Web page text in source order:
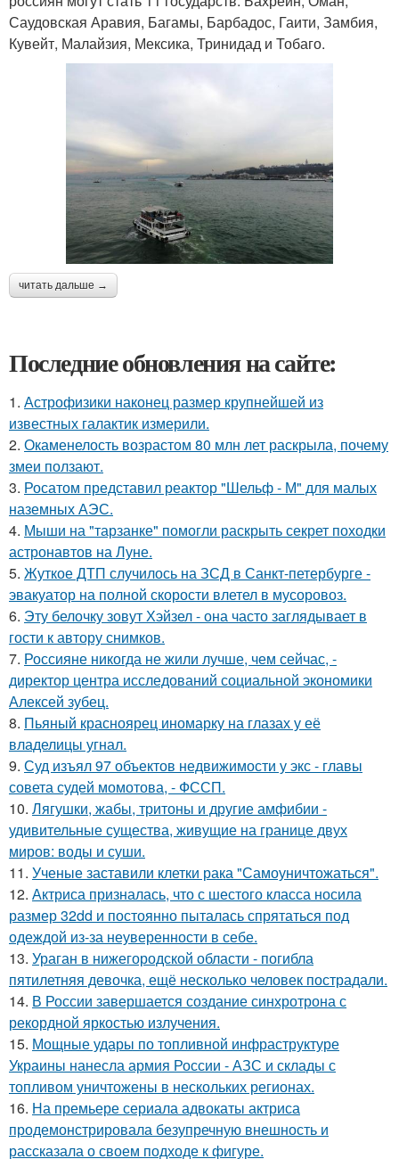
Саудовская Аравия, Багамы, Барбадос, Гаити, Замбия,
Кувейт, Малайзия, Мексика, Тринидад и Тобаго.
читать дальше →
Последние обновления на сайте:
1. Астрофизики наконец размер крупнейшей из
известных галактик измерили.
2. Окаменелость возрастом 80 млн лет раскрыла, почему
змеи ползают.
3. Росатом представил реактор "Шельф - М" для малых
наземных АЭС.
4. Мыши на "тарзанке" помогли раскрыть секрет походки
астронавтов на Луне.
5. Жуткое ДТП случилось на ЗСД в Санкт-петербурге -
эвакуатор на полной скорости влетел в мусоровоз.
6. Эту белочку зовут Хэйзел - она часто заглядывает в
гости к автору снимков.
7. Россияне никогда не жили лучше, чем сейчас, -
директор центра исследований социальной экономики
Алексей зубец.
8. Пьяный красноярец иномарку на глазах у её
владелицы угнал.
9. Суд изъял 97 объектов недвижимости у экс - главы
совета судей момотова, - ФССП.
10. Лягушки, жабы, тритоны и другие амфибии -
удивительные существа, живущие на границе двух
миров: воды и суши.
11. Ученые заставили клетки рака "Самоуничтожаться".
12. Актриса призналась, что с шестого класса носила
размер 32dd и постоянно пыталась спрятаться под
одеждой из-за неуверенности в себе.
13. Ураган в нижегородской области - погибла
пятилетняя девочка, ещё несколько человек пострадали.
14. В России завершается создание синхротрона с
рекордной яркостью излучения.
15. Мощные удары по топливной инфраструктуре
Украины нанесла армия России - АЗС и склады с
топливом уничтожены в нескольких регионах.
16. На премьере сериала адвокаты актриса
продемонстрировала безупречную внешность и
рассказала о своем подходе к фигуре.